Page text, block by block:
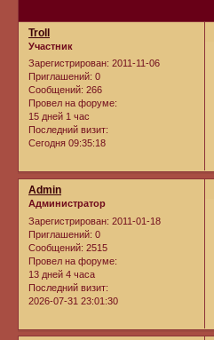
Troll
Участник
Зарегистрирован: 2011-11-06
Приглашений: 0
Сообщений: 266
Провел на форуме:
15 дней 1 час
Последний визит:
Сегодня 09:35:18
Admin
Администратор
Зарегистрирован: 2011-01-18
Приглашений: 0
Сообщений: 2515
Провел на форуме:
13 дней 4 часа
Последний визит:
2026-07-31 23:01:30